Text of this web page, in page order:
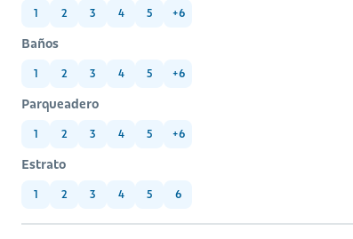
1 2 3 4 5 +6
Baños
1 2 3 4 5 +6
Parqueadero
1 2 3 4 5 +6
Estrato
1 2 3 4 5 6